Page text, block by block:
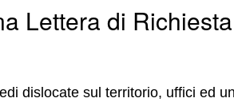
Lettera di
dislocate sul territorio, uffici ed